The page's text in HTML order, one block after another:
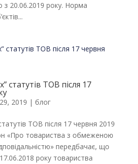
з 20.06.2019 року. Норма
статутів ТОВ після 17
2019 | блог
ТОВ після 17 червня 2019
«Про товариства з обмеженою
передбачає, що
року товариства